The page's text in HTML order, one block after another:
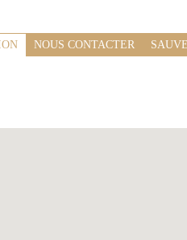
NOUS CONTACTER